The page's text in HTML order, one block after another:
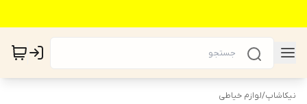
نیکاشاپ/لوازم خیاطی